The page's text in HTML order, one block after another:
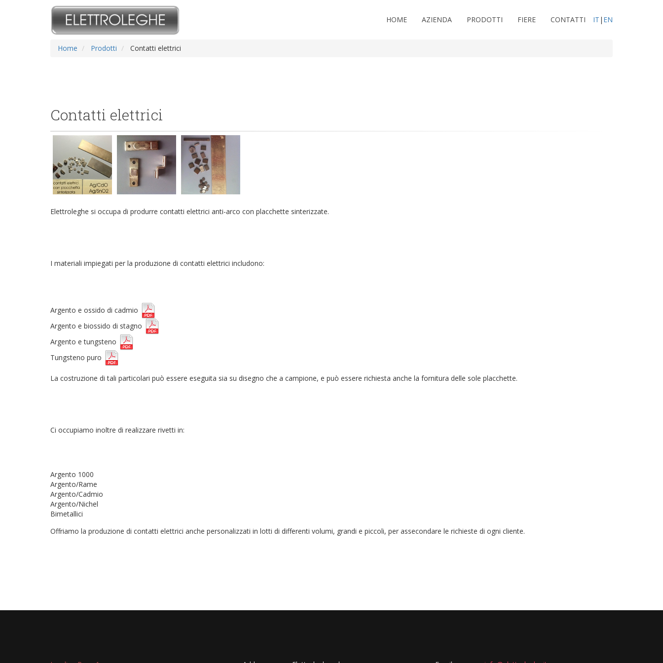
IT | EN
HOME AZIENDA PRODOTTI FIERE CONTATTI
Home Prodotti Contatti elettrici
Contatti elettrici
Elettroleghe si occupa di produrre contatti elettrici anti-arco con placchette sinterizzate.
I materiali impiegati per la produzione di contatti elettrici includono:
Argento e ossido di cadmio
Argento e biossido di stagno
Argento e tungsteno
Tungsteno puro
La costruzione di tali particolari può essere eseguita sia su disegno che a campione, e può essere richiesta anche la fornitura delle sole placchette.
Ci occupiamo inoltre di realizzare rivetti in:
Argento 1000
Argento/Rame
Argento/Cadmio
Argento/Nichel
Bimetallici
Offriamo la produzione di contatti elettrici anche personalizzati in lotti di differenti volumi, grandi e piccoli, per assecondare le richieste di ogni cliente.